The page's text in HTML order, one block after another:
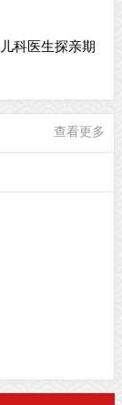
科医生探亲期
查看更多